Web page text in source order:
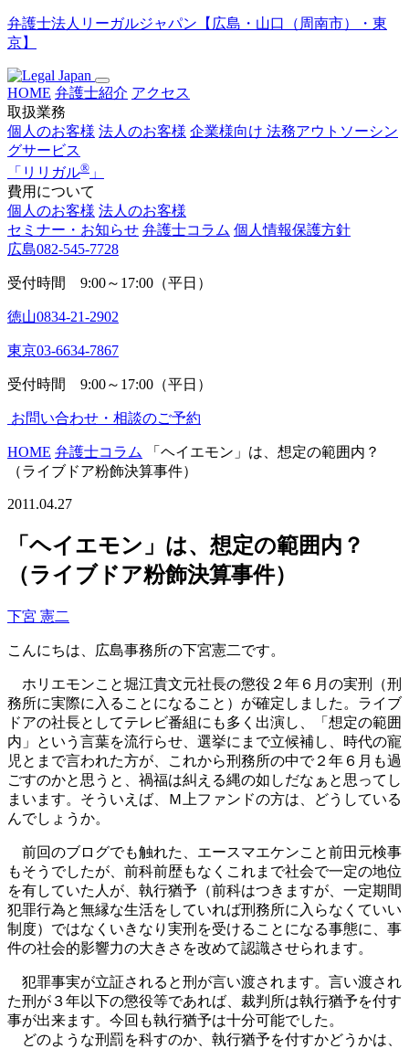
弁護士法人リーガルジャパン【広島・山口（周南市）・東
京】
HOME 弁護士紹介 アクセス
取扱業務
個人のお客様 法人のお客様 企業様向け 法務アウトソーシン
グサービス
「 リリガル® 」
費用について
個人のお客様 法人のお客様
セミナー・お知らせ 弁護士コラム 個人情報保護方針
広島082-545-7728
受付時間 9:00～17:00（平日）
徳山0834-21-2902
東京03-6634-7867
受付時間 9:00～17:00（平日）
お問い合わせ・ 相談のご予約
HOME 弁護士コラム
「ヘイエモン」は、想定の範囲内？
（ライブドア粉飾決算事件）
2011.04.27
「ヘイエモン」は、想定の範囲内？
（ライブドア粉飾決算事件）
下宮 憲二
こんにちは、広島事務所の下宮憲二です。
ホリエモンこと堀江貴文元社長の懲役２年６月の実刑（刑
務所に実際に入ることになること）が確定しました。ライブ
ドアの社長としてテレビ番組にも多く出演し、「想定の範囲
内」という言葉を流行らせ、選挙にまで立候補し、時代の寵
児とまで言われた方が、これから刑務所の中で２年６月も過
ごすのかと思うと、禍福は糾える縄の如しだなぁと思ってし
まいます。そういえば、Ｍ上ファンドの方は、どうしている
んでしょうか。
前回のブログでも触れた、エースマエケンこと前田元検事
もそうでしたが、前科前歴もなくこれまで社会で一定の地位
を有していた人が、執行猶予（前科はつきますが、一定期間
犯罪行為と無縁な生活をしていれば刑務所に入らなくていい
制度）ではなくいきなり実刑を受けることになる事態に、事
件の社会的影響力の大きさを改めて認識させられます。
犯罪事実が立証されると刑が言い渡されます。言い渡され
た刑が３年以下の懲役等であれば、裁判所は執行猶予を付す
事が出来ます。今回も執行猶予は十分可能でした。
どのような刑罰を科すのか、執行猶予を付すかどうかは、